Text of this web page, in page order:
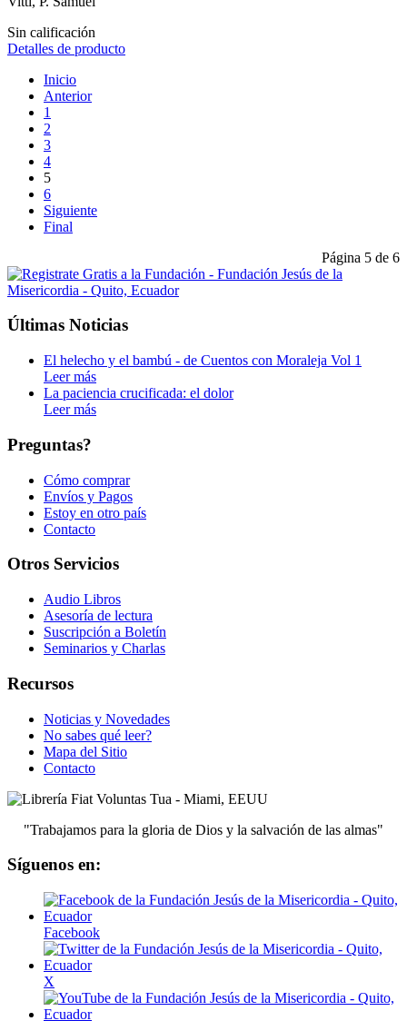
Sin calificación
Detalles de producto
Inicio
Anterior
1
2
3
4
5
6
Siguiente
Final
Página 5 de 6
Últimas Noticias
El helecho y el bambú - de Cuentos con Moraleja Vol 1
Leer más
La paciencia crucificada: el dolor
Leer más
Preguntas?
Cómo comprar
Envíos y Pagos
Estoy en otro país
Contacto
Otros Servicios
Audio Libros
Asesoría de lectura
Suscripción a Boletín
Seminarios y Charlas
Recursos
Noticias y Novedades
No sabes qué leer?
Mapa del Sitio
Contacto
"Trabajamos para la gloria de Dios y la salvación de las almas"
Síguenos en:
Facebook
X